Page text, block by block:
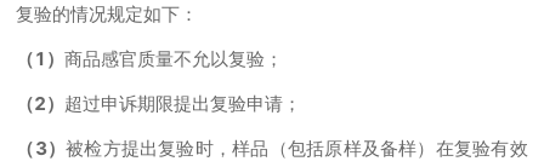
复验的情况规定如下：
（1）商品感官质量不允以复验；
（2） 超过申诉期限提出复验申请；
（3）被检方提出复验时，样品（包括原样及备样）在复验有效